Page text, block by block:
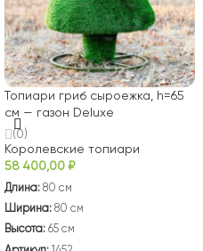
Топиари гриб сыроежка, h=65
см — газон Deluxe
(0)
Королевские топиари
58 400,00₽
Длина: 80 см
Ширина: 80 см
Высота: 65 см